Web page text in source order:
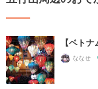
【ベト
ななせ